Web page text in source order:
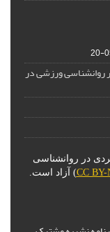
روانشناسی ورزشی در
در روانشناسی
CC BY-) آزاد است.